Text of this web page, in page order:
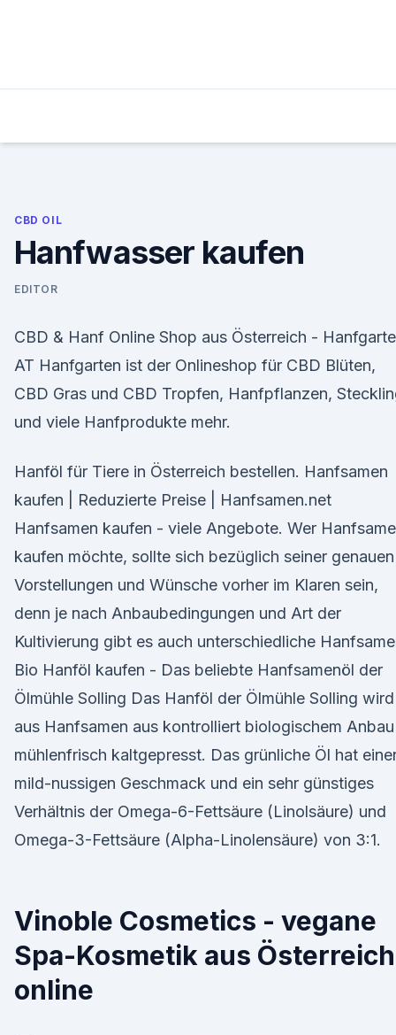
CBD OIL
Hanfwasser kaufen
EDITOR
CBD & Hanf Online Shop aus Österreich -
AT Hanfgarten ist der Onlineshop für CBD Blüten,
CBD Gras und CBD Tropfen, Hanfpflanzen,
und viele Hanfprodukte mehr.
Hanföl für Tiere in Österreich bestellen. Hanfsamen
kaufen | Reduzierte Preise | Hanfsamen.net
Hanfsamen kaufen - viele Angebote. Wer
kaufen möchte, sollte sich bezüglich seiner genauen
Vorstellungen und Wünsche vorher im Klaren sein,
denn je nach Anbaubedingungen und Art der
Kultivierung gibt es auch unterschiedliche
Bio Hanföl kaufen - Das beliebte Hanfsamenöl der
Ölmühle Solling Das Hanföl der Ölmühle Solling wird
aus Hanfsamen aus kontrolliert biologischem Anbau
mühlenfrisch kaltgepresst. Das grünliche Öl hat
mild-nussigen Geschmack und ein sehr günstiges
Verhältnis der Omega-6-Fettsäure (Linolsäure) und
Omega-3-Fettsäure (Alpha-Linolensäure) von 3:1.
Vinoble Cosmetics - vegane
Spa-Kosmetik aus Österreich
online